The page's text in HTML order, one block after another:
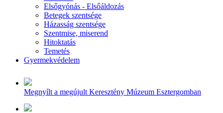
Elsőgyónás - Elsőáldozás
Betegek szentsége
Házasság szentsége
Szentmise, miserend
Hitoktatás
Temetés
Gyermekvédelem
Megnyílt a megújult Keresztény Múzeum Esztergomban